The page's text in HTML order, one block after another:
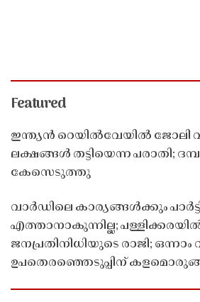
Featured
ഇന്ത്യൻ റെയിൽവേയിൽ ജോലി
ലക്ഷങ്ങൾ തട്ടിയെന്ന പരാതി;
കേസെടുത്തു
വാർഡിലെ കാര്യങ്ങൾക്കും
എത്താനാകുന്നില്ല; പള്ളിക്കരയിൽ
ജനപ്രതിനിധിയുടെ രാജി;
ഉപതെരഞ്ഞെടുപ്പിന്